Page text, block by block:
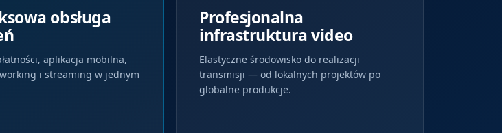
obsługa
aplikacja mobilna,
i streaming w jednym
Profesjonalna
infrastruktura video
Elastyczne środowisko do realizacji
transmisji — od lokalnych projektów po
globalne produkcje.